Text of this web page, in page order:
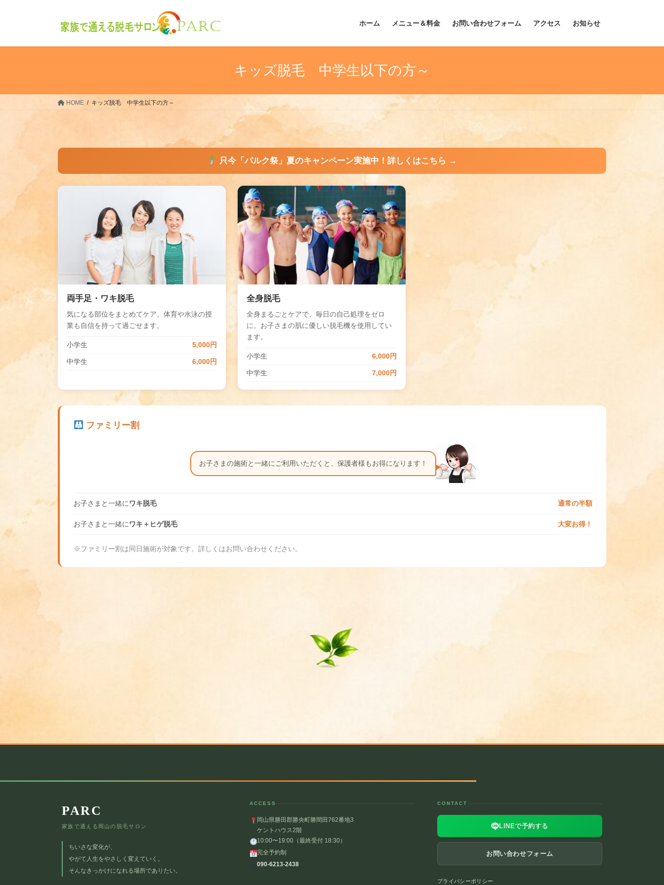
ホーム メニュー＆料金 お問い合わせフォーム アクセス お知らせ
キッズ脱毛 中学生以下の方～
HOME キッズ脱毛 中学生以下の方～
只今「パルク祭」夏のキャンペーン実施中！詳しくはこちら →
両手足・ワキ脱毛
気になる部位をまとめてケア。体育や水泳の授
業も自信を持って過ごせます。
小学生 5,000円
中学生 6,000円
全身脱毛
全身まるごとケアで、毎日の自己処理をゼロ
に。お子さまの肌に優しい脱毛機を使用してい
ます。
小学生 6,000円
中学生 7,000円
ファミリー割
お子さまの施術と一緒にご利用いただくと、保護者様もお得になります！
お子さまと一緒に ワキ脱毛 通常の半額
お子さまと一緒に ワキ＋ヒゲ脱毛 大変お得！
※ファミリー割は同日施術が対象です。詳しくはお問い合わせください。
PARC
家族で通える岡山の脱毛サロン
ちいさな変化が、
やがて人生をやさしく変えていく。
そんなきっかけになれる場所でありたい。
ACCESS
岡山県勝田郡勝央町勝間田762番地3
ケントハウス2階
10:00〜19:00（最終受付 18:30）
完全予約制
090-6213-2438
CONTACT
LINEで予約する
お問い合わせフォーム
プライバシーポリシー